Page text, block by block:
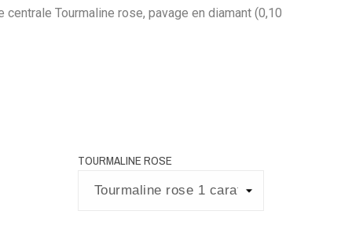
centrale Tourmaline rose, pavage en diamant (0,10
TOURMALINE ROSE